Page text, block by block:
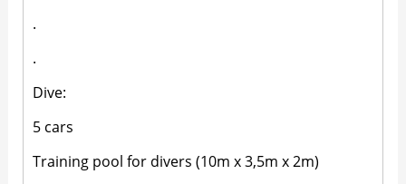
.
.
Dive:
5 cars
Training pool for divers (10m x 3,5m x 2m)